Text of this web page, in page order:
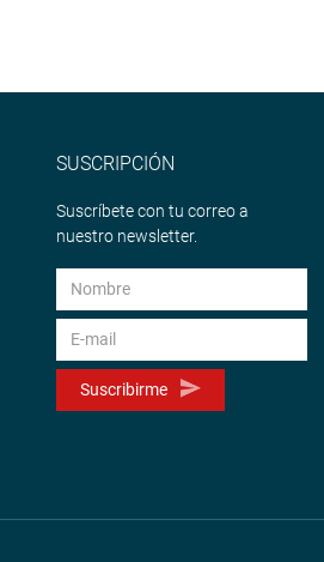
SUSCRIPCIÓN
Suscríbete con tu correo a
nuestro newsletter.
Suscribirme